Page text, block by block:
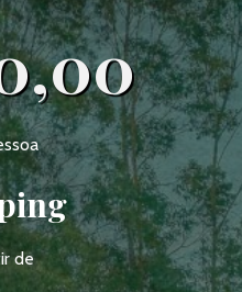
de